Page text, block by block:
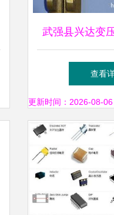
武强县兴达变
打造配电输电
产品最
查看
更新时间：2026-08-